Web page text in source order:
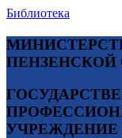
Библиотека
ПЕНЗЕНСКОЙ
УЧРЕЖДЕНИЕ